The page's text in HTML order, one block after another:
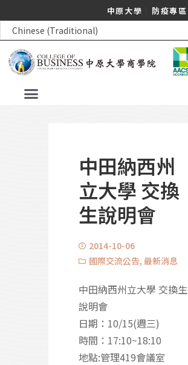
中原大學 防疫專區
中田納西州
立大學 交換
生說明會
2014-10-06
國際交流公告, 最新消息
中田納西州立大學 交換生
說明會
日期：10/15(週三)
時間：17:10~18:10
地點:管理419會議室